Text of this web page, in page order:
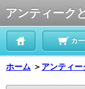
アンティーク
カ
ホーム ＞ アンティー